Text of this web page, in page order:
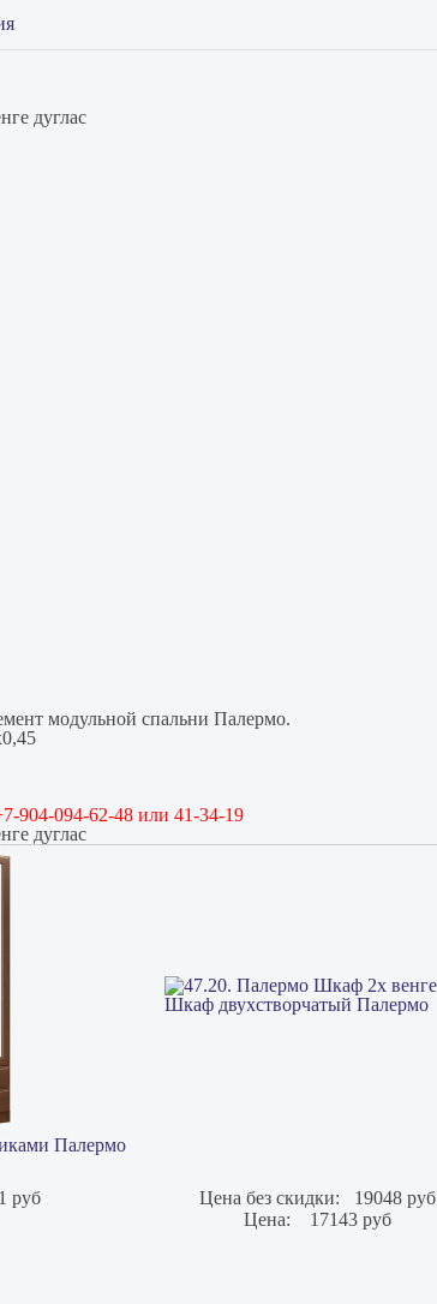
дуглас
модульной спальни Палермо.
904-094-62-48 или 41-34-19
дуглас
Палермо
руб
Шкаф двухстворчатый Палермо
Цена без скидки:
19048 руб
Цена:
17143 руб